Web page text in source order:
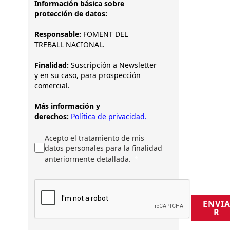
Información básica sobre
protección de datos:
Responsable: FOMENT DEL
TREBALL NACIONAL.
Finalidad: Suscripción a Newsletter
y en su caso, para prospección
comercial.
Más información y
derechos: Política de privacidad.
Acepto el tratamiento de mis
datos personales para la finalidad
anteriormente detallada.
ENVIA
R